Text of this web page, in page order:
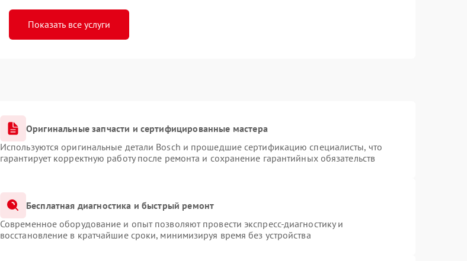
Показать все услуги
Оригинальные запчасти и сертифицированные мастера
Используются оригинальные детали Bosch и прошедшие сертификацию специалисты, что
гарантирует корректную работу после ремонта и сохранение гарантийных обязательств
Бесплатная диагностика и быстрый ремонт
Современное оборудование и опыт позволяют провести экспресс-диагностику и
восстановление в кратчайшие сроки, минимизируя время без устройства